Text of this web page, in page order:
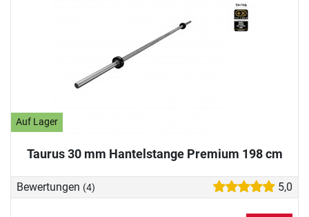
Auf Lager
Taurus 30 mm Hantelstange Premium 198 cm
Bewertungen (4) 5,0